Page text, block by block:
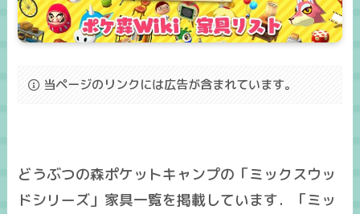
当ページのリンクには広告が含まれています。
どうぶつの森ポケットキャンプの「ミックスウッ
ドシリーズ」家具一覧を掲載しています．「ミッ